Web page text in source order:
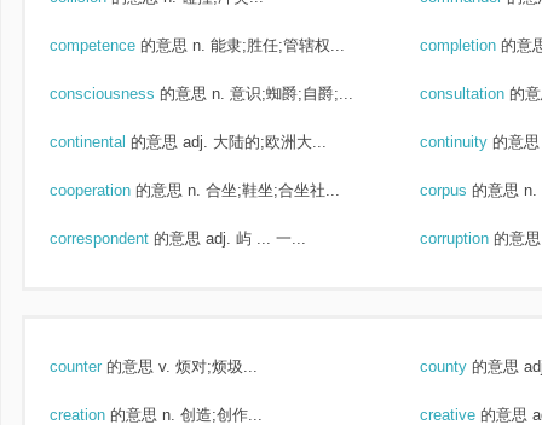
competence 的意思 n. 能隶;胜任;管辖权... completion 的意
consciousness 的意思 n. 意识;蜘爵;自爵;... consultation 的
continental 的意思 adj. 大陆的;欧洲大... continuity 的意思
cooperation 的意思 n. 合坐;鞋坐;合坐社... corpus 的意思 n.
correspondent 的意思 adj. 屿 ... 一... corruption 的意思
counter 的意思 v. 烦对;烦圾... county 的意思
creation 的意思 n. 创造;创作... creative 的意思